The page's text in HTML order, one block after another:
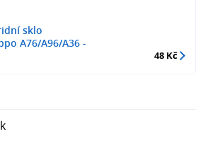
sklo
A76/A96/A36 -
48 Kč